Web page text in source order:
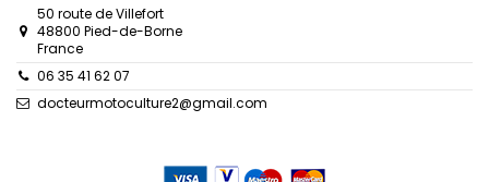
50 route de Villefort
48800 Pied-de-Borne
France
06 35 41 62 07
docteurmotoculture2@gmail.com